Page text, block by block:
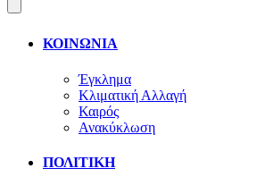
ΚΟΙΝΩΝΙΑ
Έγκλημα
Κλιματική Αλλαγή
Καιρός
Ανακύκλωση
ΠΟΛΙΤΙΚΗ